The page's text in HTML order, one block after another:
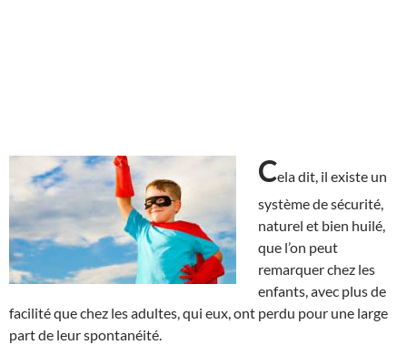
Cela dit, il existe un
système de sécurité,
naturel et bien huilé,
que l’on peut
remarquer chez les
enfants, avec plus de
facilité que chez les adultes, qui eux, ont perdu pour une large
part de leur spontanéité.